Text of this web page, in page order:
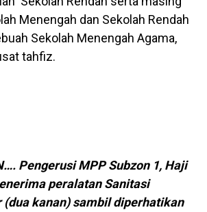
Menengah dan Sekolah Rendah
Sekolah Menengah Agama,
tahfiz.
Pengerusi MPP Subzon 1, Haji
peralatan Sanitasi
(dua kanan) sambil diperhatikan